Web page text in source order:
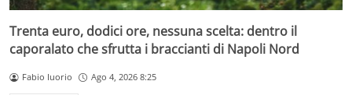
Trenta euro, dodici ore, nessuna scelta: dentro il
caporalato che sfrutta i braccianti di Napoli Nord
Fabio Iuorio Ago 4, 2026 8:25